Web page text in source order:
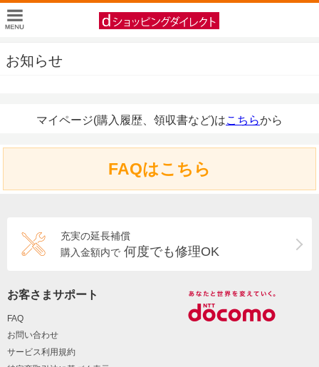
お知らせ
マイページ(購入履歴、領収書など)はこちらから
FAQはこちら
充実の延長補償
購入金額内で 何度でも修理OK
お客さまサポート
FAQ
お問い合わせ
サービス利用規約